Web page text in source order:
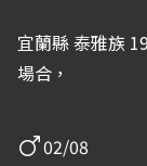
宜蘭縣 泰雅族
場合，
02/08